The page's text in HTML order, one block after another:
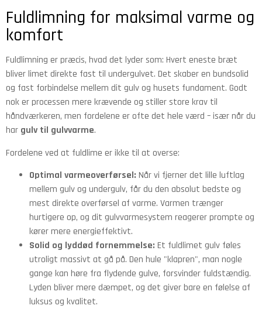
Fuldlimning for maksimal varme og
komfort
Fuldlimning er præcis, hvad det lyder som: Hvert eneste bræt
bliver limet direkte fast til undergulvet. Det skaber en bundsolid
og fast forbindelse mellem dit gulv og husets fundament. Godt
nok er processen mere krævende og stiller store krav til
håndværkeren, men fordelene er ofte det hele værd – især når du
har gulv til gulvvarme.
Fordelene ved at fuldlime er ikke til at overse:
Optimal varmeoverførsel: Når vi fjerner det lille luftlag
mellem gulv og undergulv, får du den absolut bedste og
mest direkte overførsel af varme. Varmen trænger
hurtigere op, og dit gulvvarmesystem reagerer prompte og
kører mere energieffektivt.
Solid og lyddød fornemmelse: Et fuldlimet gulv føles
utroligt massivt at gå på. Den hule "klapren", man nogle
gange kan høre fra flydende gulve, forsvinder fuldstændig.
Lyden bliver mere dæmpet, og det giver bare en følelse af
luksus og kvalitet.